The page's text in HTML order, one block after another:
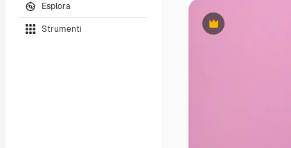
Esplora
Strumenti Premium